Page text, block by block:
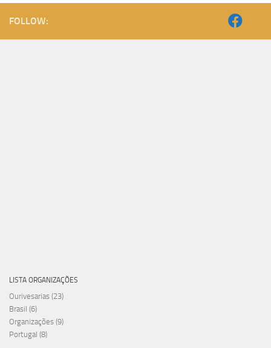
FOLLOW:
LISTA ORGANIZAÇÕES
Ourivesarias (23)
Brasil (6)
Organizações (9)
Portugal (8)